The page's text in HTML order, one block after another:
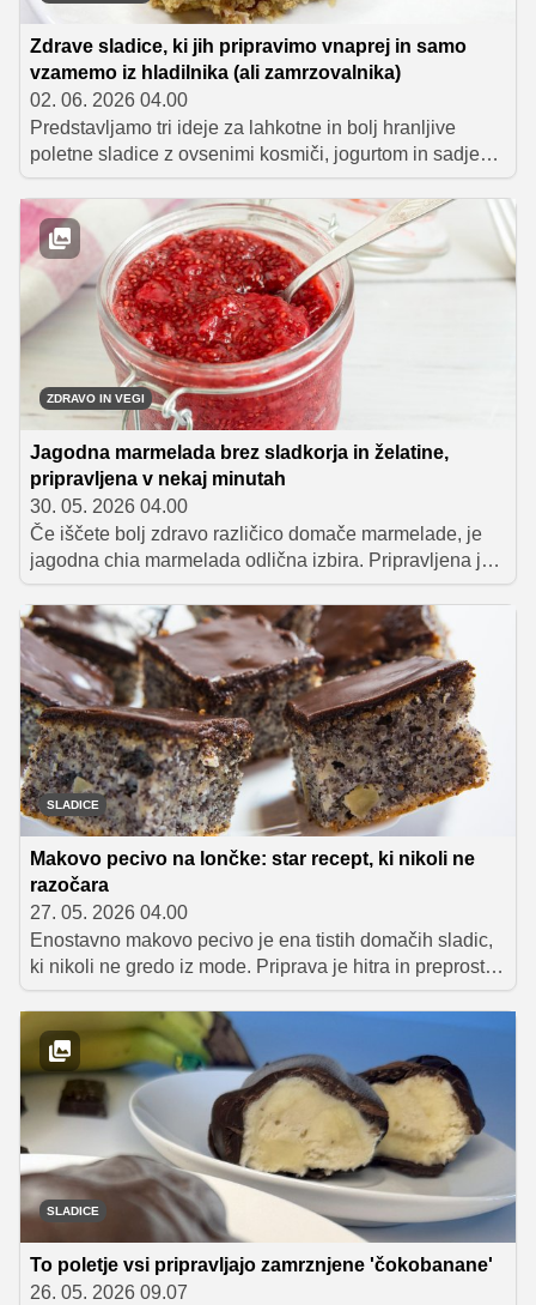
Zdrave sladice, ki jih pripravimo vnaprej in samo
vzamemo iz hladilnika (ali zamrzovalnika)
02. 06. 2026 04.00
Predstavljamo tri ideje za lahkotne in bolj hranljive
poletne sladice z ovsenimi kosmiči, jogurtom in sadjem,
ki jih lahko pripravite vnaprej ter jih do postrežbe hranite
v hladilniku ali zamrzovalniku. Poleg odličnega okusa
navdušijo tudi s preprosto pripravo in meal prep
praktičnostjo.
ZDRAVO IN VEGI
Jagodna marmelada brez sladkorja in želatine,
pripravljena v nekaj minutah
30. 05. 2026 04.00
Če iščete bolj zdravo različico domače marmelade, je
jagodna chia marmelada odlična izbira. Pripravljena je
hitro, brez želatine in brez dodanega belega sladkorja,
kljub temu pa ima prijetno gosto strukturo in poln sadni
okus.
SLADICE
Makovo pecivo na lončke: star recept, ki nikoli ne
razočara
27. 05. 2026 04.00
Enostavno makovo pecivo je ena tistih domačih sladic,
ki nikoli ne gredo iz mode. Priprava je hitra in preprosta,
saj sestavine odmerimo kar z jogurtovim lončkom, maso
vlijemo v pekač in spečemo. Za piko na i pecivo
prelijemo še s čokoladno glazuro, ki poskrbi za bogat
domač okus.
SLADICE
To poletje vsi pripravljajo zamrznjene 'čokobanane'
26. 05. 2026 09.07